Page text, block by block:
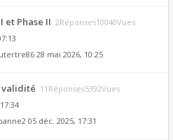
et Phase II 2Réponses10040Vues
28 mai 2026, 10:25
validité 11Réponses5392Vues
05 déc. 2025, 17:31